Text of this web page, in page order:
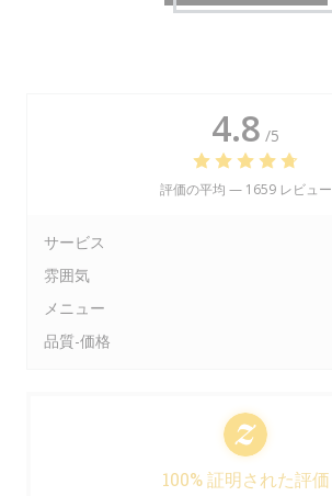
4.8 /5
評価の平均 — 1659 レビュー
サービス
雰囲気
メニュー
品質-価格
100% 証明された評価